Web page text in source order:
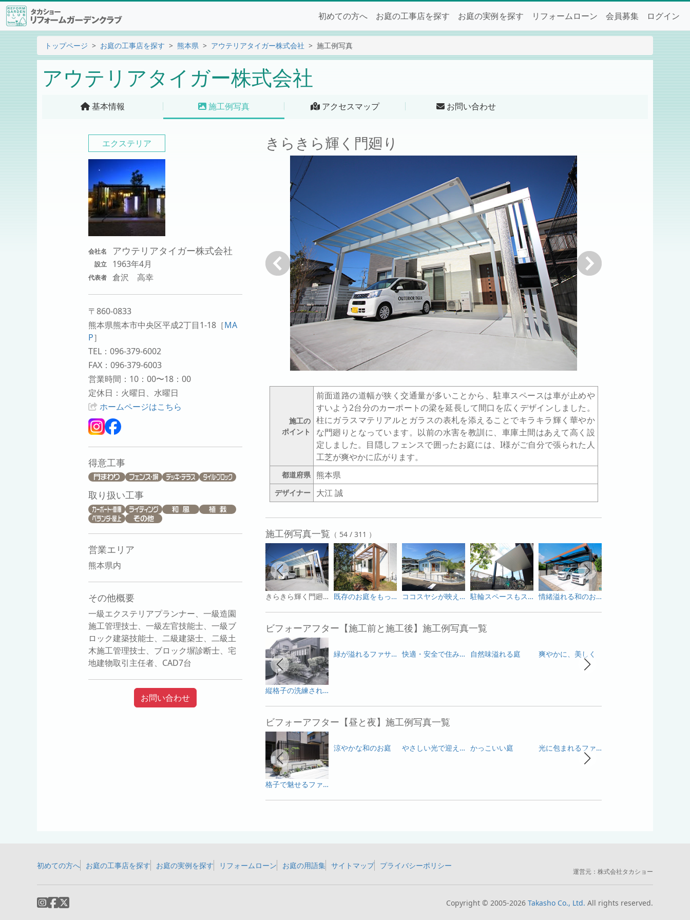
初めての方へ お庭の工事店を探す お庭の実例を探す リフォームローン 会員募集 ログイン
トップページ お庭の工事店を探す 熊本県 アウテリアタイガー株式会社 施工例写真
アウテリアタイガー株式会社
基本情報 施工例写真 アクセスマップ お問い合わせ
エクステリア
会社名 アウテリアタイガー株式会社
設立 1963年4月
代表者 倉沢 高幸
〒860-0833
熊本県熊本市中央区平成2丁目1-18 ［MA
P］
TEL：096-379-6002
FAX：096-379-6003
営業時間：10：00〜18：00
定休日：火曜日、水曜日
ホームページはこちら
得意工事
取り扱い工事
営業エリア
熊本県内
その他概要
一級エクステリアプランナー、一級造園
施工管理技士、一級左官技能士、一級ブ
ロック建築技能士、二級建築士、二級土
木施工管理技士、ブロック塀診断士、宅
地建物取引主任者、CAD7台
お問い合わせ
きらきら輝く門廻り
施工の
ポイント
前面道路の道幅が狭く交通量が多いことから、駐車スペースは車が止めや
すいよう2台分のカーポートの梁を延長して間口を広くデザインしました。
柱にガラスマテリアルとガラスの表札を添えることでキラキラ輝く華やか
な門廻りとなっています。以前の水害を教訓に、車庫土間はあえて高く設
定しました。目隠しフェンスで囲ったお庭には、I様がご自分で張られた人
工芝が爽やかに広がります。
都道府県 熊本県
デザイナー 大江 誠
施工例写真一覧 （ 54 / 311 ）
きらきら輝く門廻り 既存のお庭をもっと華やかに ココスヤシが映える家 駐輪スペースもスタイリッシュに、かっこよく 情緒溢れる和のお家
ビフォーアフター【施工前と施工後】施工例写真一覧
縦格子の洗練された美しさ
緑が溢れるファサード 快適・安全で住みよい我が家 自然味溢れる庭 爽やかに、美しく
ビフォーアフター【昼と夜】施工例写真一覧
格子で魅せるファサード
涼やかな和のお庭 やさしい光で迎えるファサード かっこいい庭 光に包まれるファサード
初めての方へ お庭の工事店を探す お庭の実例を探す リフォームローン お庭の用語集 サイトマップ プライバシーポリシー
運営元： 株式会社タカショー
Copyright © 2005-2026 Takasho Co., Ltd. All rights reserved.